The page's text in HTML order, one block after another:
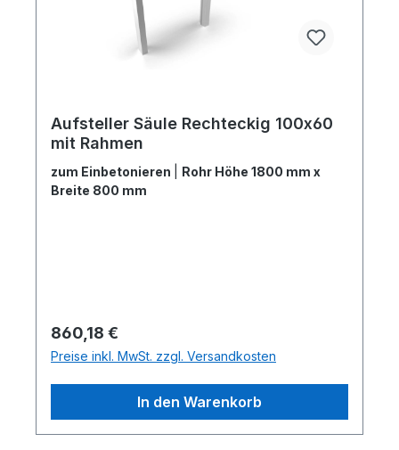
Aufsteller Säule Rechteckig 100x60
mit Rahmen
zum Einbetonieren
Rohr Höhe 1800 mm x
Breite 800 mm
Regulärer Preis:
860,18 €
Preise inkl. MwSt. zzgl. Versandkosten
In den Warenkorb